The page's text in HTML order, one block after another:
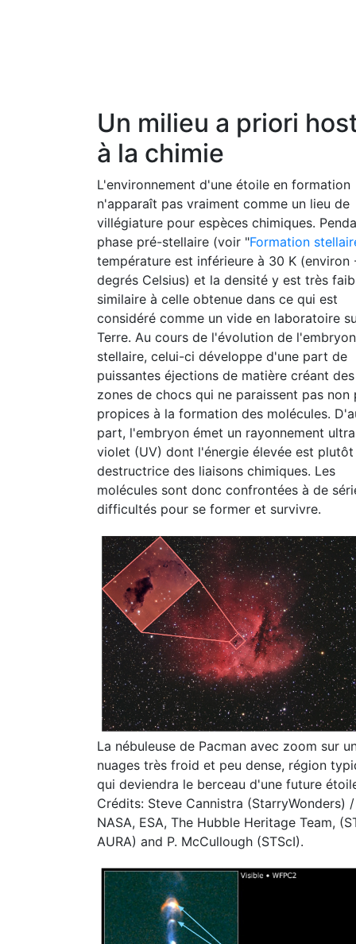
Un milieu a priori
à la chimie
L'environnement d'une étoile en formation
n'apparaît pas vraiment comme un lieu de
villégiature pour espèces chimiques.
phase pré-stellaire (voir "Formation
température est inférieure à 30 K (environ
degrés Celsius) et la densité y est très
similaire à celle obtenue dans ce qui est
considéré comme un vide en laboratoire
Terre. Au cours de l'évolution de l'embryon
stellaire, celui-ci développe d'une part de
puissantes éjections de matière créant des
zones de chocs qui ne paraissent pas non
propices à la formation des molécules.
part, l'embryon émet un rayonnement
violet (UV) dont l'énergie élevée est plutôt
destructrice des liaisons chimiques. Les
molécules sont donc confrontées à de
difficultés pour se former et survivre.
La nébuleuse de Pacman avec zoom sur
nuages très froid et peu dense, région
qui deviendra le berceau d'une future
Crédits: Steve Cannistra (StarryWonders) /
NASA, ESA, The Hubble Heritage Team,
AURA) and P. McCullough (STScI).